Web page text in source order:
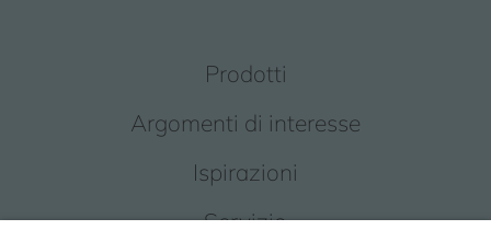
Prodotti
Argomenti di interesse
Ispirazioni
Servizio